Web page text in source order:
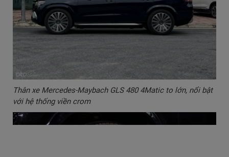
Thân xe Mercedes-Maybach GLS 480 4Matic to lớn, nổi bật
với hệ thống viền crom